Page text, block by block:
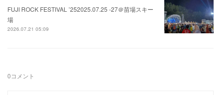
FUJI ROCK FESTIVAL ’252025.07.25 -27＠苗場スキー
場
2026.07.21 05:09
0コメント